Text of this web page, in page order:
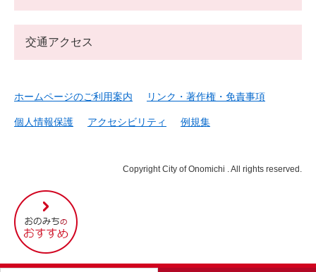
尾
道
市
の
交通アクセス
ホームページのご利用案内 リンク・著作権・免責事項
個人情報保護 アクセシビリティ 例規集
Copyright City of Onomichi . All rights reserved.